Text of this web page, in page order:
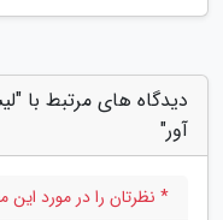
دیدگاه های مرتبط
آور"
* نظرتان را در مورد این